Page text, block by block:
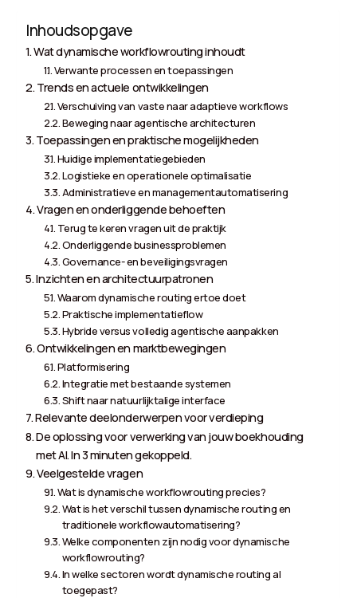
Inhoudsopgave
Wat dynamische workflowrouting inhoudt
Verwante processen en toepassingen
Trends en actuele ontwikkelingen
Verschuiving van vaste naar adaptieve workflows
Beweging naar agentische architecturen
Toepassingen en praktische mogelijkheden
Huidige implementatiegebieden
Logistieke en operationele optimalisatie
Administratieve en managementautomatisering
Vragen en onderliggende behoeften
Terug te keren vragen uit de praktijk
Onderliggende businessproblemen
Governance- en beveiligingsvragen
Inzichten en architectuurpatronen
Waarom dynamische routing ertoe doet
Praktische implementatieflow
Hybride versus volledig agentische aanpakken
Ontwikkelingen en marktbewegingen
Platformisering
Integratie met bestaande systemen
Shift naar natuurlijktalige interface
Relevante deelonderwerpen voor verdieping
De oplossing voor verwerking van jouw boekhouding
met AI. In 3 minuten gekoppeld.
Veelgestelde vragen
Wat is dynamische workflowrouting precies?
Wat is het verschil tussen dynamische routing en
traditionele workflowautomatisering?
Welke componenten zijn nodig voor dynamische
workflowrouting?
In welke sectoren wordt dynamische routing al
toegepast?